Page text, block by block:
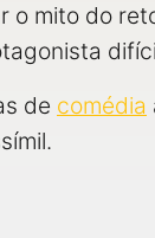
o mito do
de comédia